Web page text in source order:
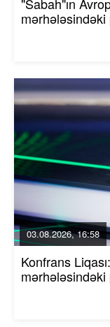
03.08.2026, 16:58
Konfrans